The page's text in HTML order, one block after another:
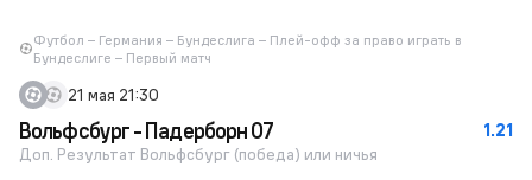
Футбол – Германия – Бундеслига – Плей-офф за право играть в
Бундеслиге – Первый матч
21 мая 21:30
1.21
Вольфсбург - Падерборн 07
Доп. Результат Вольфсбург (победа) или ничья